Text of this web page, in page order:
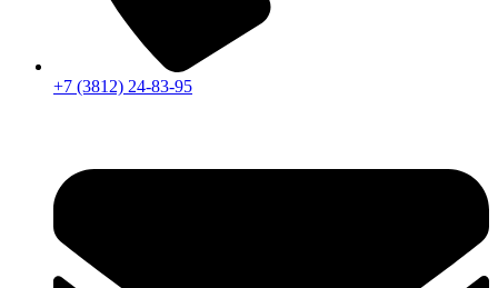
+7 (3812) 24-83-95